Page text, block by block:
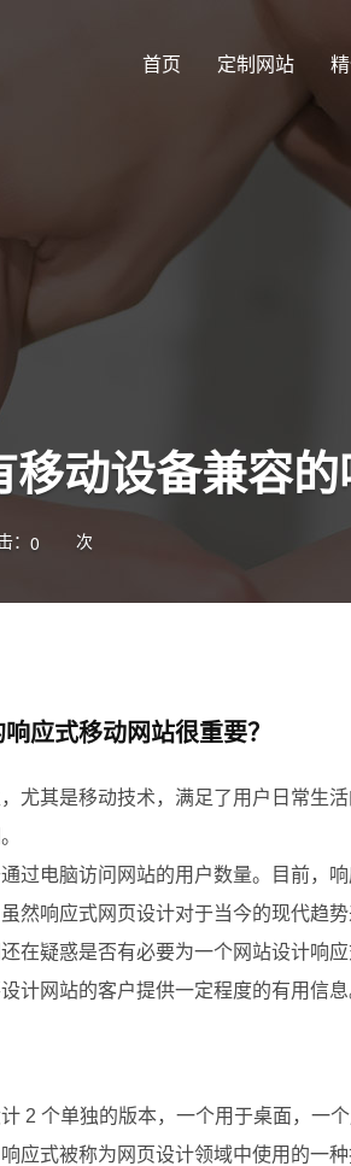
首页 定制网站
动设备兼容
： 0 次
应式移动网站很重要？
尤其是移动技术，满足了用户日常生
过电脑访问网站的用户数量。目前，
然响应式网页设计对于当今的现代趋
在疑惑是否有必要为一个网站设计响
计网站的客户提供一定程度的有用信息
2 个单独的版本，一个用于桌面，一
应式被称为网页设计领域中使用的一